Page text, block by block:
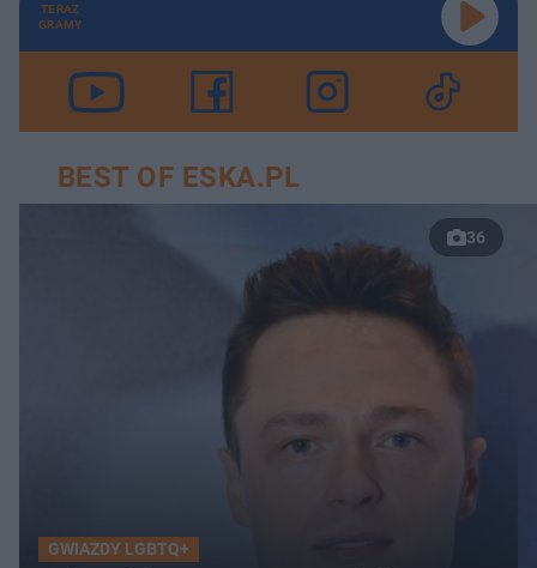
TERAZ
GRAMY
BEST OF ESKA.PL
36
GWIAZDY LGBTQ+